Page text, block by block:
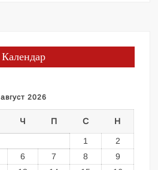
Календар
август 2026
Ч П С Н
1
2
6 7 8
9